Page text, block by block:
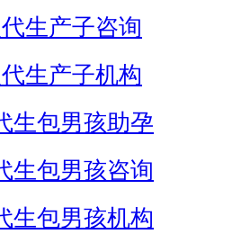
生产子咨询
生产子机构
生包男孩助孕
生包男孩咨询
生包男孩机构